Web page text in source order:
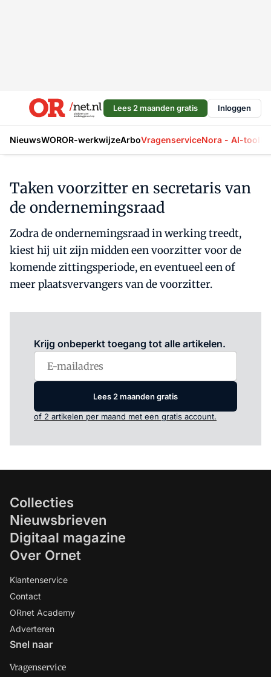
Lees 2 maanden gratis Inloggen
NieuwsWOROR-werkwijzeArboVragenserviceNora - AI-tool
Taken voorzitter en secretaris van
de ondernemingsraad
Zodra de ondernemingsraad in werking treedt,
kiest hij uit zijn midden een voorzitter voor de
komende zittingsperiode, en eventueel een of
meer plaatsvervangers van de voorzitter.
Krijg onbeperkt toegang tot alle artikelen.
Lees 2 maanden gratis
of 2 artikelen per maand met een gratis account.
Collecties
Nieuwsbrieven
Digitaal magazine
Over Ornet
Klantenservice
Contact
ORnet Academy
Adverteren
Snel naar
Vragenservice